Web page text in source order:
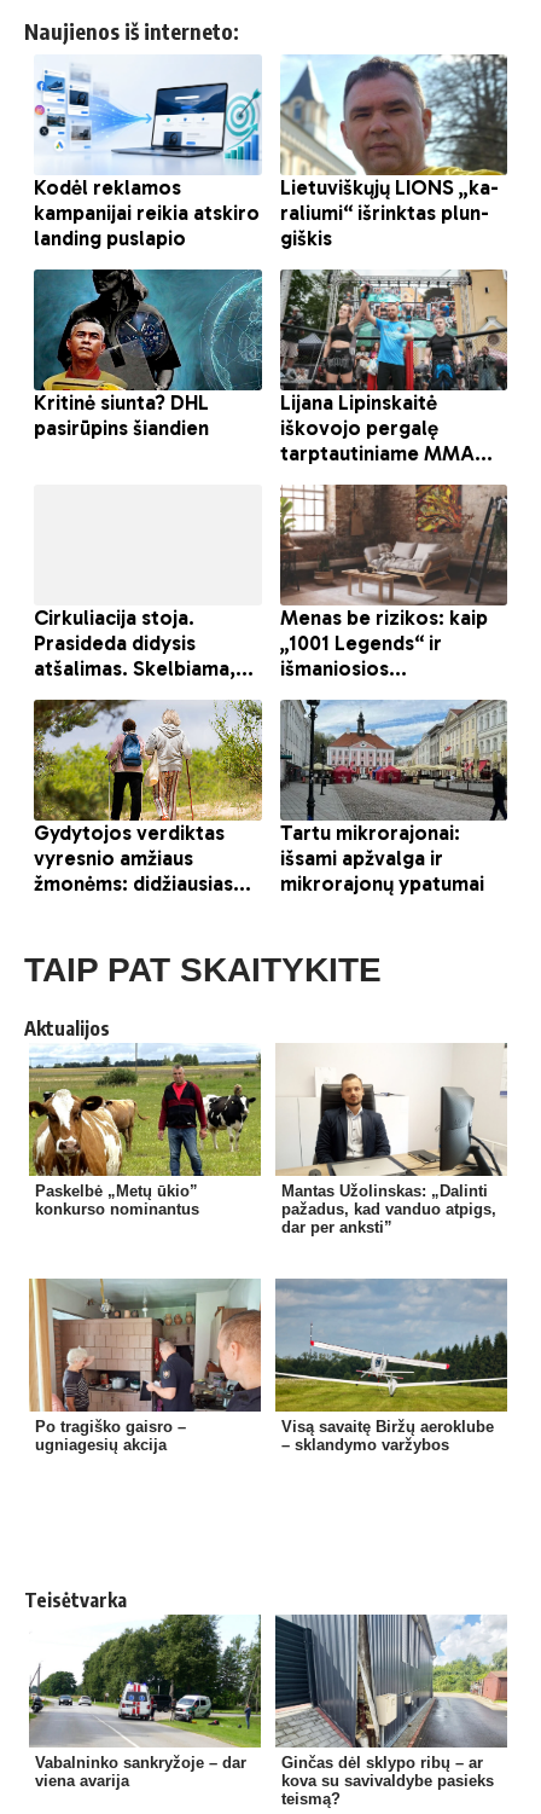
Naujienos iš interneto:
TAIP PAT SKAITYKITE
Aktualijos
Paskelbė „Metų ūkio”
konkurso nominantus
Mantas Užolinskas: „Dalinti
pažadus, kad vanduo atpigs,
dar per anksti”
Po tragiško gaisro –
ugniagesių akcija
Visą savaitę Biržų aeroklube
– sklandymo varžybos
Teisėtvarka
Vabalninko sankryžoje – dar
viena avarija
Ginčas dėl sklypo ribų – ar
kova su savivaldybe pasieks
teismą?